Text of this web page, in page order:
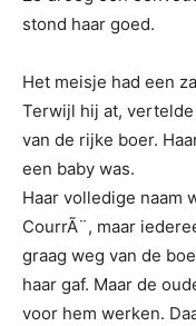
stond haar goed.
Het meisje had een
Terwijl hij at,
van de rijke boer.
een baby was.
Haar volledige naam
CourrÃ¨, maar
graag weg van de
haar gaf. Maar de
voor hem werken.